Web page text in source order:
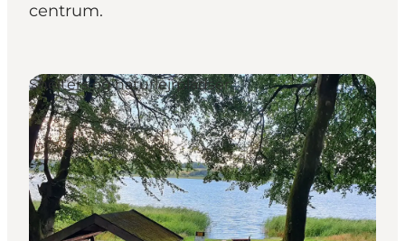
centrum.
Shelters og naturlejrpladser